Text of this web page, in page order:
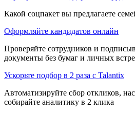
Какой соцпакет вы предлагаете
Оформляйте кандидатов онлайн
Проверяйте сотрудников и
документы без бумаг и личных
Ускорьте подбор в 2 раза с Talantix
Автоматизируйте сбор откликов,
собирайте аналитику в 2 клика